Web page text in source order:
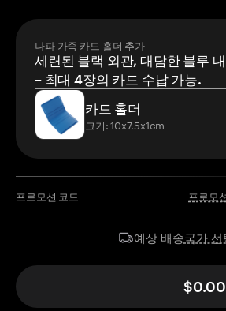
나파 가죽 카드 홀더 추가
세련된 블랙 외관, 대담한 블루
– 최대 4장의 카드 수납 가능.
카드 홀더
크기: 10x7.5x1cm
프로모션 코드 프로모
예상 배송국가 선
$0.00